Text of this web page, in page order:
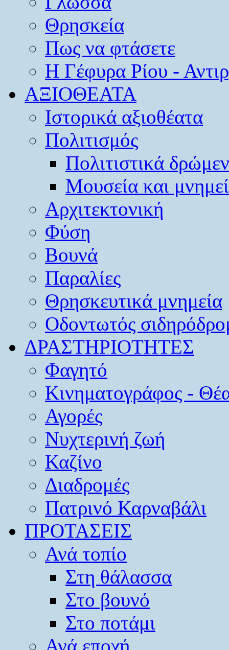
Θρησκεία
Πως να φτάσετε
Η Γέφυρα Ρίου -
ΑΞΙΟΘΕΑΤΑ
Ιστορικά αξιοθέατα
Πολιτισμός
Πολιτιστικά
Μουσεία και
Αρχιτεκτονική
Φύση
Βουνά
Παραλίες
Θρησκευτικά μνημεία
Οδοντωτός
ΔΡΑΣΤΗΡΙΟΤΗΤΕΣ
Φαγητό
Κινηματογράφος -
Αγορές
Νυχτερινή ζωή
Καζίνο
Διαδρομές
Πατρινό Καρναβάλι
ΠΡΟΤΑΣΕΙΣ
Ανά τοπίο
Στη θάλασσα
Στο βουνό
Στο ποτάμι
Ανά εποχή